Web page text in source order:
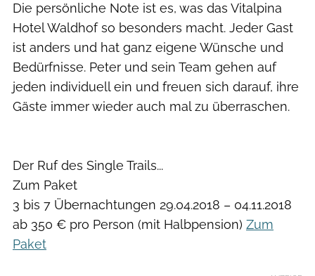
Die persönliche Note ist es, was das Vitalpina
Hotel Waldhof so besonders macht. Jeder Gast
ist anders und hat ganz eigene Wünsche und
Bedürfnisse. Peter und sein Team gehen auf
jeden individuell ein und freuen sich darauf, ihre
Gäste immer wieder auch mal zu überraschen.
Der Ruf des Single Trails...
Zum Paket
3 bis 7 Übernachtungen 29.04.2018 – 04.11.2018
ab 350 € pro Person (mit Halbpension) Zum
Paket